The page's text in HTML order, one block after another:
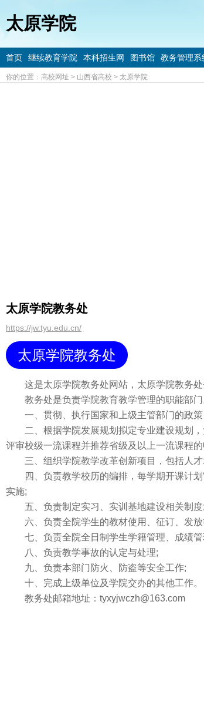
太原学院
首页 继续教育学院 本科招生网 图书馆 教务管理系
你的位置： 高校网址 > 山西省高校 > 太原学院
太原学院教务处
https://jw.tyu.edu.cn/
太原学院教务处
这是太原学院教务处网站，太原学院教务处
教务处是负责学院教育教学管理的职能部门
一、贯彻、执行国家和上级主管部门的政策
二、根据学院发展规划拟定专业建设规划，
评审校级一流课程并推荐省级及以上一流课程
三、组织学院教学改革创新项目，包括人才
四、负责教学校历的编排，每学期开课计划
实施;
五、负责制定实习、实训基地建设相关制度;
六、负责全院学生的教材使用、征订、发放
七、负责全院全日制学生学籍管理、成绩管
八、负责教学事故的认定与处理;
九、负责本部门防火、防盗等安全工作;
十、完成上级单位及学院交办的其他工作。
教务处邮箱地址：tyxyjwczh@163.com